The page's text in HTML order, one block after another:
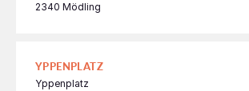
2340 Mödling
YPPENPLATZ
Yppenplatz